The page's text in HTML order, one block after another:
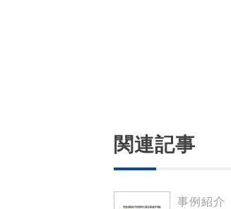
関連記事
事例紹介